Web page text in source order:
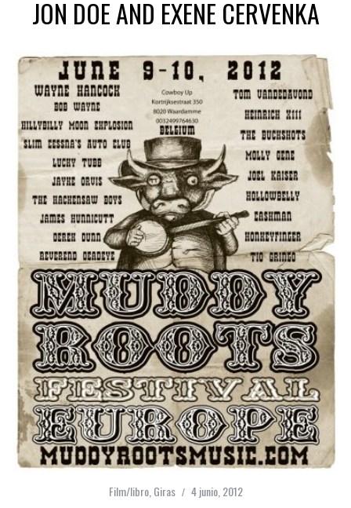
JON DOE AND EXENE CERVENKA
Film/libro, Giras 4 junio, 2012